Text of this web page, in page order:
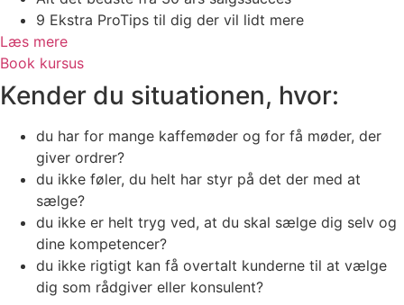
9 Ekstra ProTips til dig der vil lidt mere
Læs mere
Book kursus
Kender du situationen, hvor:
du har for mange kaffemøder og for få møder, der
giver ordrer?
du ikke føler, du helt har styr på det der med at
sælge?
du ikke er helt tryg ved, at du skal sælge dig selv og
dine kompetencer?
du ikke rigtigt kan få overtalt kunderne til at vælge
dig som rådgiver eller konsulent?